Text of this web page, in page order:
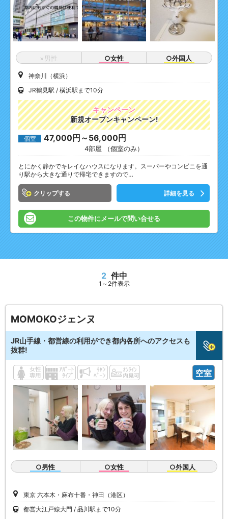
×男性 ○女性 ○外国人
神奈川（横浜）
JR鶴見駅
横浜駅まで10分
キャンペーン
新規オープンキャンペーン!
個室 47,000円～56,000円
4部屋 （個室のみ）
とにかく静かでキレイなハウスになります。スーパーやコンビニを通
り駅から大きな通りで帰宅できますので…
クリップ 詳細を見る
この物件にメールで問い合せる
2 件中
1～2件表示
MOMOKOジェンヌ
JR山手線・都営線の利用ができ都内各所へのアクセスも
抜群!
空室
○男性 ○女性 ○外国人
東京 六本木・麻布十番・神田（港区）
都営大江戸線大門
品川駅まで10分